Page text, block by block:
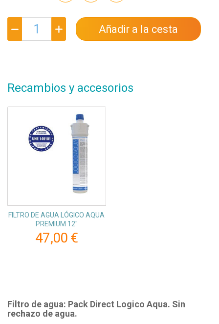
Añadir a la cesta
Recambios y accesorios
FILTRO DE AGUA LÓGICO AQUA
PREMIUM 12"
47,00 €
Filtro de agua: Pack Direct Logico Aqua. Sin
rechazo de agua.